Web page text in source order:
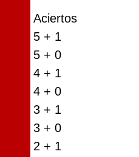
Aciertos
5 + 1
5 + 0
4 + 1
4 + 0
3 + 1
3 + 0
2 + 1